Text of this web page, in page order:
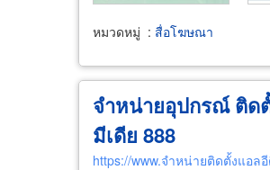
หมวดหมู่ : สื่อโฆษณา
จำหน่ายอุปกรณ์ ติด
มีเดีย 888
https://www.จำหน่ายติดตั้งแอล